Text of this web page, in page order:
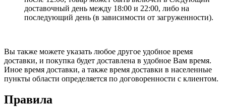
доставочный день между 18:00 и 22:00, либо на
последующий день (в зависимости от загруженности).
Вы также можете указать любое другое удобное время
доставки, и покупка будет доставлена в удобное Вам время.
Иное время доставки, а также время доставки в населенные
пункты области определяется по договоренности с клиентом.
Правила